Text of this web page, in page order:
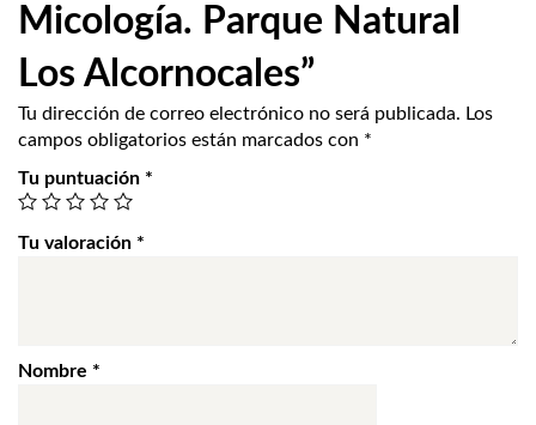
Micología. Parque Natural
Los Alcornocales”
Tu dirección de correo electrónico no será publicada. Los
campos obligatorios están marcados con *
Tu puntuación *
Tu valoración *
Nombre *